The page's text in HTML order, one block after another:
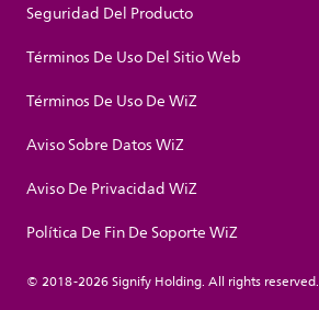
Seguridad Del Producto
Términos De Uso Del Sitio Web
Términos De Uso De WiZ
Aviso Sobre Datos WiZ
Aviso De Privacidad WiZ
Política De Fin De Soporte WiZ
© 2018-2026 Signify Holding. All rights reserved.